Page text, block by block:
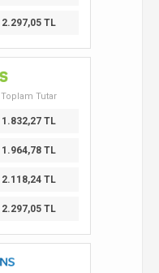
2.297,05 TL
Toplam Tutar
1.832,27 TL
1.964,78 TL
2.118,24 TL
2.297,05 TL